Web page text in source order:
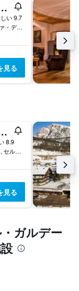
ューティ & リラックス
い 9.7
Via Rainel 6, セルヴァ・ディ・ヴァル・ガルデーナ, アルト・アディジェ, イタリア
見る
ローラ
8.9
Meisulesstrasse 127, セルヴァ・ディ・ヴァル・ガルデーナ, アルト・アディジェ, イタリア
見る
ガルデー